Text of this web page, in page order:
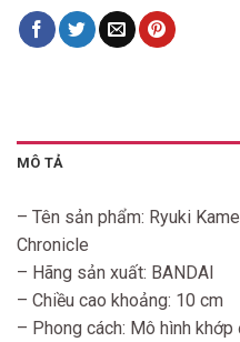
MÔ TẢ
– Tên sản phẩm: Ryuki
Chronicle
– Hãng sản xuất: BANDAI
– Chiều cao khoảng: 10 cm
– Phong cách: Mô hình